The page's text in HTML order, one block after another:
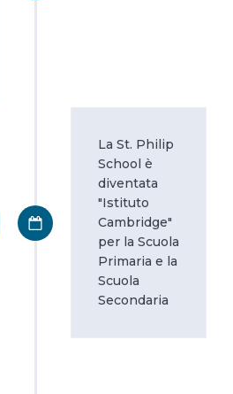
La St. Philip
School è
diventata
"Istituto
Cambridge"
per la Scuola
Primaria e la
Scuola
Secondaria